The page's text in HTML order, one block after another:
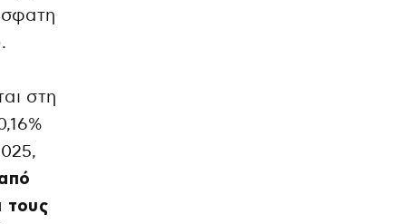
στη
τους